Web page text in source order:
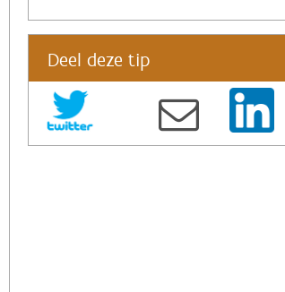
Deel deze tip